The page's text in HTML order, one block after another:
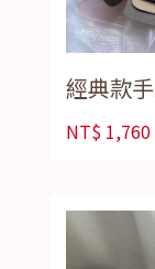
經典款
NT$ 1,760